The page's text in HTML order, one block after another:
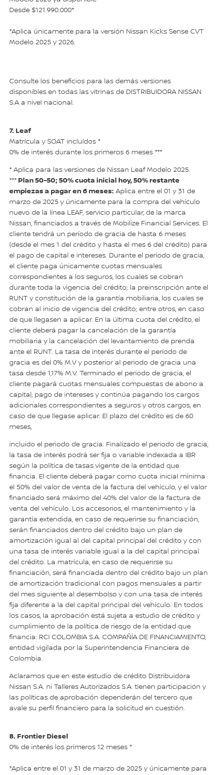
Desde $121.990.000*
*Aplica únicamente para la versión Nissan Kicks Sense CVT
Modelo 2025 y 2026.
Consulte los beneficios para las demás versiones
disponibles en todas las vitrinas de DISTRIBUIDORA NISSAN
S.A a nivel nacional.
7. Leaf
Matrícula y SOAT incluídos *
0% de interés durante los primeros 6 meses ***
* Aplica para las versiones de Nissan Leaf Modelo 2025.
*** Plan 50-50; 50% cuota inicial hoy, 50% restante
empiezas a pagar en 6 meses: Aplica entre el 01 y 31 de
marzo de 2025 y únicamente para la compra del vehículo
nuevo de la línea LEAF, servicio particular, de la marca
Nissan, financiados a través de Mobilize Financial Services. El
cliente tendrá un período de gracia de hasta 6 meses
(desde el mes 1 del crédito y hasta el mes 6 del crédito) para
el pago de capital e intereses. Durante el periodo de gracia,
el cliente paga únicamente cuotas mensuales
correspondientes a los seguros, los cuales se cobran
durante toda la vigencia del crédito; la preinscripción ante el
RUNT y constitución de la garantía mobiliaria, los cuales se
cobran al inicio de vigencia del crédito; entre otros, en caso
de que llegasen a aplicar. En la última cuota del crédito, el
cliente deberá pagar la cancelación de la garantía
mobiliaria y la cancelación del levantamiento de prenda
ante el RUNT. La tasa de interés durante el período de
gracia es del 0% M.V y posterior al periodo de gracia una
tasa desde 1,17% M.V. Terminado el periodo de gracia, el
cliente pagará cuotas mensuales compuestas de abono a
capital, pago de intereses y continúa pagando los cargos
adicionales correspondientes a seguros y otros cargos, en
caso de que llegase aplicar. El plazo del crédito es de 60
meses,
incluido el periodo de gracia. Finalizado el periodo de gracia,
la tasa de interés podrá ser fija o variable indexada a IBR
según la política de tasas vigente de la entidad que
financia. El cliente deberá pagar como cuota inicial mínima
el 50% del valor de venta de la factura del vehículo, y el valor
financiado será máximo del 40% del valor de la factura de
venta del vehículo. Los accesorios, el mantenimiento y la
garantía extendida, en caso de requerirse su financiación,
serán financiados dentro del crédito bajo un plan de
amortización igual al del capital principal del crédito y con
una tasa de interés variable igual a la del capital principal
del crédito. La matrícula, en caso de requerirse su
financiación, será financiada dentro del crédito bajo un plan
de amortización tradicional con pagos mensuales a partir
del mes siguiente al desembolso y con una tasa de interés
fija diferente a la del capital principal del vehículo. En todos
los casos, la aprobación está sujeta a estudio de crédito y
cumplimiento de la política de riesgo de la entidad que
financia: RCI COLOMBIA S.A. COMPAÑÍA DE FINANCIAMIENTO,
entidad vigilada por la Superintendencia Financiera de
Colombia.
Aclaramos que en este estudio de crédito Distribuidora
Nissan S.A. ni Talleres Autorizados S.A. tienen participación y
las políticas de aprobación dependerán del tercero que
avale su perfil financiero para la solicitud en cuestión.
8. Frontier Diesel
0% de interés los primeros 12 meses *
*Aplica entre el 01 y 31 de marzo de 2025 y únicamente para